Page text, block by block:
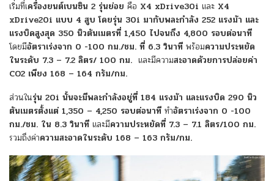
เริ่มที่เครื่องยนต์เบนซิน 2 รุ่นย่อย คือ X4 xDrive30i และ X4
xDrive20i แบบ 4 สูบ โดยรุ่น 30i มากับพละกำลัง 252 แรงม้า และ
แรงบิดสูงสุด 350 นิวตันเมตรที่ 1,450 ไปจนถึง 4,800 รอบต่อนาที
โดยมีอัตราเร่งจาก 0 -100 กม./ชม. ที่ 6.3 วินาที พร้อมความประหยัด
ในระดับ 7.3 – 7.2 ลิตร/ 100 กม. และมีความสะอาดด้วยการปล่อยค่า
CO2 เพียง 168 – 164 กรัม/กม.
ส่วนในรุ่น 20i นั้นจะมีพละกำลังอยู่ที่ 184 แรงม้า และแรงบิด 290 นิว
ตันเมตรตั้งแต่ 1,350 – 4,250 รอบต่อนาที ทำอัตราเร่งจาก 0 -100
กม./ชม. ใน 8.3 วินาที และมีความประหยัดที่ 7.3 – 7.1 ลิตร/100 กม.
รวมถึงค่าความสะอาดในระดับ 168 – 163 กรัม/กม.